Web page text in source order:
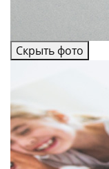
Скрыть фото